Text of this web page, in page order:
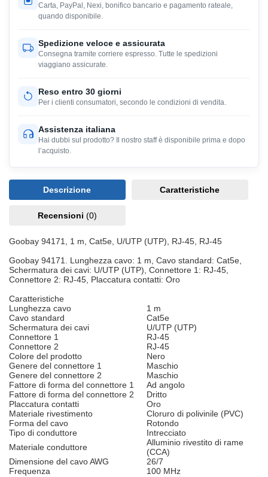
Carta, PayPal, Nexi, bonifico bancario e pagamento rateale,
quando disponibile.
Spedizione veloce e assicurata
Consegna tramite corriere espresso. Tutte le spedizioni
viaggiano assicurate.
Reso entro 30 giorni
Per i clienti consumatori, secondo le condizioni di vendita.
Assistenza italiana
Hai dubbi sul prodotto? Il nostro staff è disponibile prima e dopo
l’acquisto.
Descrizione Caratteristiche
Recensioni (0)
Goobay 94171, 1 m, Cat5e, U/UTP (UTP), RJ-45, RJ-45
Goobay 94171. Lunghezza cavo: 1 m, Cavo standard: Cat5e,
Schermatura dei cavi: U/UTP (UTP), Connettore 1: RJ-45,
Connettore 2: RJ-45, Placcatura contatti: Oro
Caratteristiche
Lunghezza cavo
1 m
Cavo standard
Cat5e
Schermatura dei cavi
U/UTP (UTP)
Connettore 1
RJ-45
Connettore 2
RJ-45
Colore del prodotto
Nero
Genere del connettore 1
Maschio
Genere del connettore 2
Maschio
Fattore di forma del connettore 1
Ad angolo
Fattore di forma del connettore 2
Dritto
Placcatura contatti
Oro
Materiale rivestimento
Cloruro di polivinile (PVC)
Forma del cavo
Rotondo
Tipo di conduttore
Intrecciato
Materiale conduttore
Alluminio rivestito di rame
(CCA)
Dimensione del cavo AWG
26/7
Frequenza
100 MHz